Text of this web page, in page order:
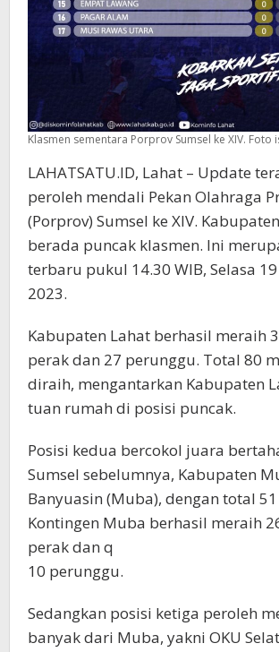
Klasmen sementara Porprov Sumsel ke XIV. Foto
LAHATSATU.ID, Lahat – Update
peroleh mendali Pekan Olahraga
(Porprov) Sumsel ke XIV.
berada puncak klasmen. Ini
terbaru pukul 14.30 WIB, Selasa
2023.
Kabupaten Lahat berhasil meraih
perak dan 27 perunggu. Total 80
diraih, mengantarkan Kabupaten
tuan rumah di posisi puncak.
Posisi kedua bercokol juara
Sumsel sebelumnya, Kabupaten
Banyuasin (Muba), dengan total
Kontingen Muba berhasil meraih
perak dan q
10 perunggu.
Sedangkan posisi ketiga peroleh
banyak dari Muba, yakni OKU